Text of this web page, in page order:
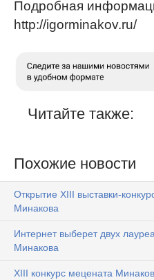
Подробная
http://igorminakov.ru/
Читайте также:
Похожие новости
Открытие XIII выставки-
Минакова
Интернет выберет двух
Минакова
XIII конкурс мецената